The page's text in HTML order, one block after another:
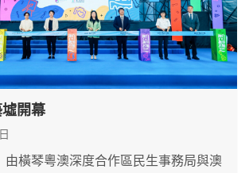
開幕
橫琴粵澳深度合作區民生事務局與澳